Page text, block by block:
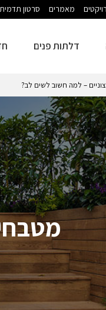
מאמרים סרטון תדמית
דלתות פנים
– למה חשוב לשים לב?